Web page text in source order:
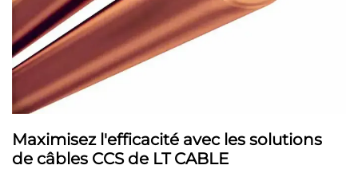
Maximisez l'efficacité avec les solutions
de câbles CCS de LT CABLE